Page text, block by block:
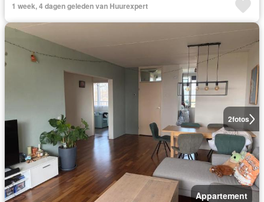
1 week, 4 dagen geleden van Huurexpert
2fotos
Appartement